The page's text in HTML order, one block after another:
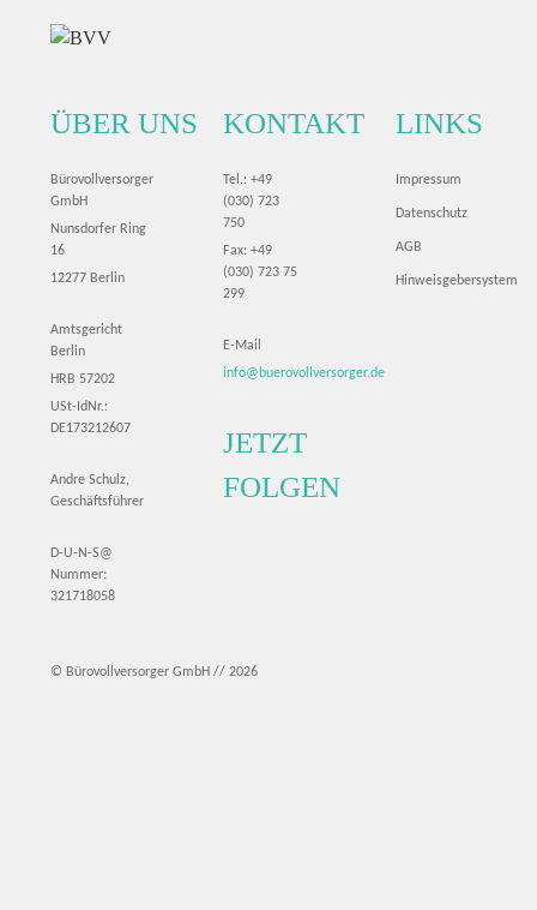
ÜBER UNS
Bürovollversorger
GmbH
Nunsdorfer Ring
16
12277 Berlin
Amtsgericht
Berlin
HRB 57202
USt-IdNr.:
DE173212607
Andre Schulz,
Geschäftsführer
D-U-N-S@
Nummer:
321718058
KONTAKT
Tel.: +49
(030) 723
750
Fax: +49
(030) 723 75
299
E-Mail
info@buerovollversorger.de
JETZT
FOLGEN
LINKS
Impressum
Datenschutz
AGB
Hinweisgebersystem
© Bürovollversorger GmbH // 2026